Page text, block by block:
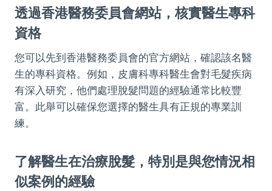
透過香港醫務委員會網站，核實醫生專科
資格
您可以先到香港醫務委員會的官方網站，確認該名醫
生的專科資格。例如，皮膚科專科醫生會對毛髮疾病
有深入研究，他們處理脫髮問題的經驗通常比較豐
富。此舉可以確保您選擇的醫生具有正規的專業訓
練。
了解醫生在治療脫髮，特別是與您情況相
似案例的經驗